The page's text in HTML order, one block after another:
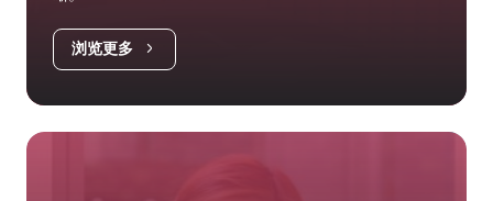
浏览更多